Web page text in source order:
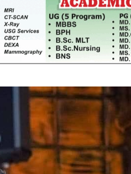
श्रीवास्तव
नदी अधिकारका ती
बनाउँछ नदीलाई